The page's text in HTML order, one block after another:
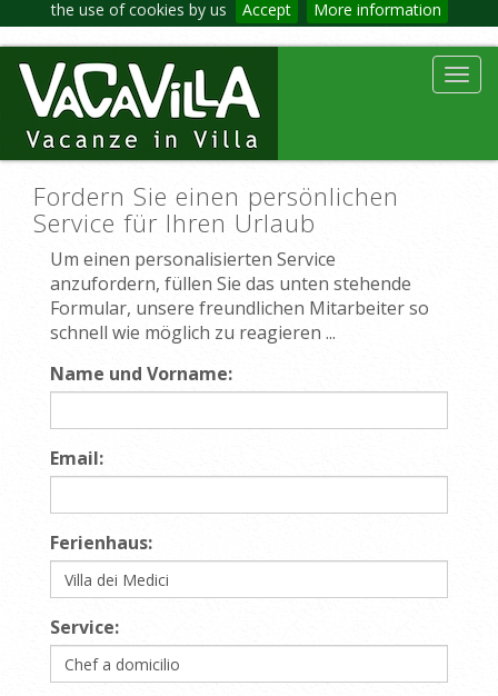
the use of cookies by us Accept More information
Fordern Sie einen persönlichen
Service für Ihren Urlaub
Um einen personalisierten Service
anzufordern, füllen Sie das unten stehende
Formular, unsere freundlichen Mitarbeiter so
schnell wie möglich zu reagieren ...
Name und Vorname:
Email:
Ferienhaus:
Service: